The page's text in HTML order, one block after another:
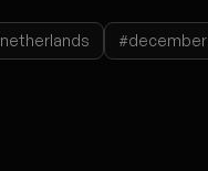
#december